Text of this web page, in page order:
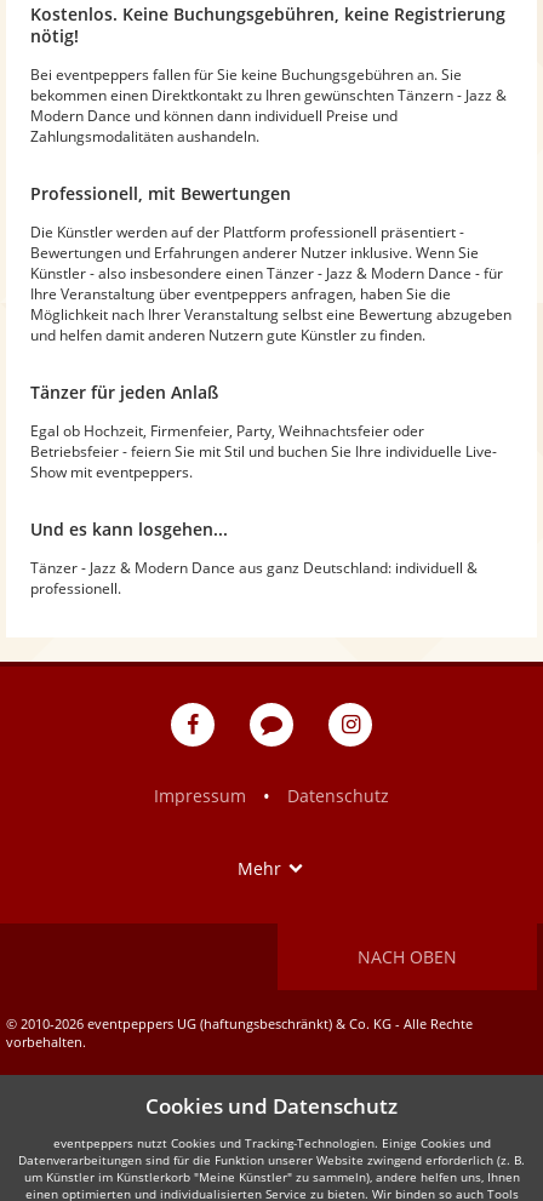
Kostenlos. Keine Buchungsgebühren, keine Registrierung
nötig!
Bei eventpeppers fallen für Sie keine Buchungsgebühren an. Sie
bekommen einen Direktkontakt zu Ihren gewünschten Tänzern - Jazz &
Modern Dance und können dann individuell Preise und
Zahlungsmodalitäten aushandeln.
Professionell, mit Bewertungen
Die Künstler werden auf der Plattform professionell präsentiert -
Bewertungen und Erfahrungen anderer Nutzer inklusive. Wenn Sie
Künstler - also insbesondere einen Tänzer - Jazz & Modern Dance - für
Ihre Veranstaltung über eventpeppers anfragen, haben Sie die
Möglichkeit nach Ihrer Veranstaltung selbst eine Bewertung abzugeben
und helfen damit anderen Nutzern gute Künstler zu finden.
Tänzer für jeden Anlaß
Egal ob Hochzeit, Firmenfeier, Party, Weihnachtsfeier oder
Betriebsfeier - feiern Sie mit Stil und buchen Sie Ihre individuelle Live-
Show mit eventpeppers.
Und es kann losgehen...
Tänzer - Jazz & Modern Dance aus ganz Deutschland: individuell &
professionell.
eventpeppers
Blog
eventpeppers
Impressum
• Datenschutz
Mehr
NACH OBEN
© 2010-2026 eventpeppers UG (haftungsbeschränkt) & Co. KG - Alle Rechte
vorbehalten.
Cookies und Datenschutz
eventpeppers nutzt Cookies und Tracking-Technologien. Einige Cookies und
Datenverarbeitungen sind für die Funktion unserer Website zwingend erforderlich (z. B.
um Künstler im Künstlerkorb "Meine Künstler" zu sammeln), andere helfen uns, Ihnen
einen optimierten und individualisierten Service zu bieten. Wir binden so auch Tools